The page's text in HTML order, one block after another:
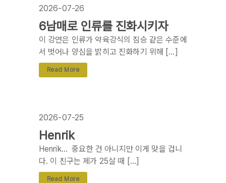
2026-07-26
6남매로 인류를 진화시키자
이 강연은 인류가 약육강식의 짐승 같은 수준에
서 벗어나 양심을 밝히고 진화하기 위해 […]
Read More
2026-07-25
Henrik
Henrik… 중요한 건 아니지만 이게 맞을 겁니
다. 이 친구는 제가 25살 때 […]
Read More